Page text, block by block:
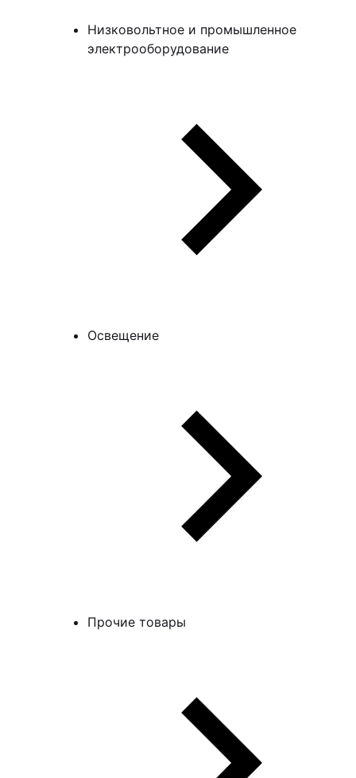
Низковольтное и промышленное
электрооборудование
Освещение
Прочие товары